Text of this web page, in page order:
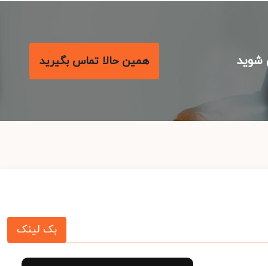
همین حالا تماس بگیرید
بک لینک